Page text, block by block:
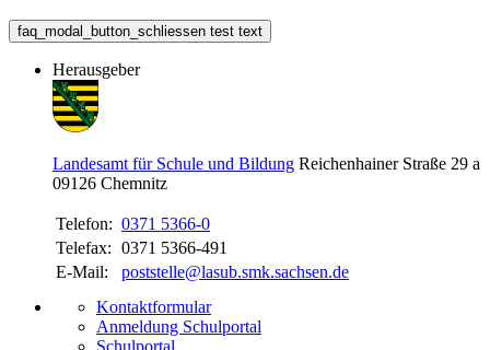
faq_modal_button_schliessen test text
Herausgeber
Landesamt für Schule und Bildung Reichenhainer Straße 29 a
09126 Chemnitz
Telefon: 0371 5366-0
Telefax: 0371 5366-491
E-Mail:
poststelle@lasub.smk.sachsen.de
Kontaktformular
Anmeldung Schulportal
Schulportal